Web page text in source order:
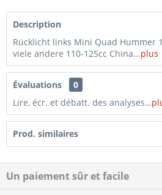
Description
Rücklicht links Mini Quad Hummer
viele andere 110-125cc China...plus
Évaluations
0
Lire, écr. et débatt. des analyses…
Prod. similaires
Un paiement sûr et facile